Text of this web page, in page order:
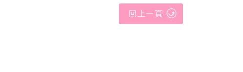
回上一頁